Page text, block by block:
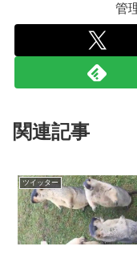
管
関連記事
ツイッター